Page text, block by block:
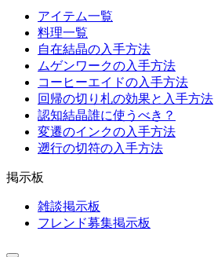
アイテム一覧
料理一覧
自在結晶の入手方法
ムゲンワークの入手方法
コーヒーエイドの入手方法
回帰の切り札の効果と入手方法
認知結晶誰に使うべき？
変遷のインクの入手方法
遡行の切符の入手方法
掲示板
雑談掲示板
フレンド募集掲示板